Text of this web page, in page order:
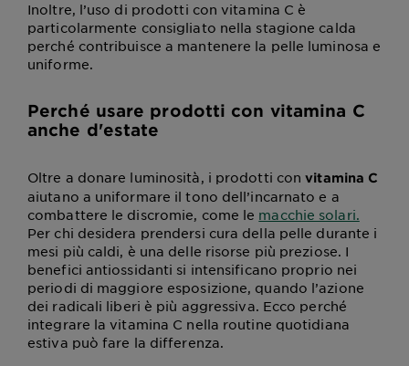
Inoltre, l’uso di prodotti con vitamina C è
particolarmente consigliato nella stagione calda
perché contribuisce a mantenere la pelle luminosa e
uniforme.
Perché usare prodotti con vitamina C
anche d'estate
Oltre a donare luminosità, i prodotti convitamina C
aiutano a uniformare il tono dell’incarnato e a
combattere le discromie, come le macchie solari.
Per chi desidera prendersi cura della pelle durante i
mesi più caldi, è una delle risorse più preziose. I
benefici antiossidanti si intensificano proprio nei
periodi di maggiore esposizione, quando l’azione
dei radicali liberi è più aggressiva. Ecco perché
integrare la vitamina C nella routine quotidiana
estiva può fare la differenza.